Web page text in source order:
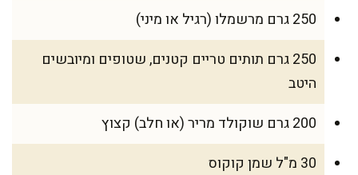
250 גרם מרשמלו (רגיל או מיני)
250 גרם תותים טריים קטנים, שטופים ומיובשים
היטב
200 גרם שוקולד מריר (או חלב) קצוץ
30 מ"ל שמן קוקוס